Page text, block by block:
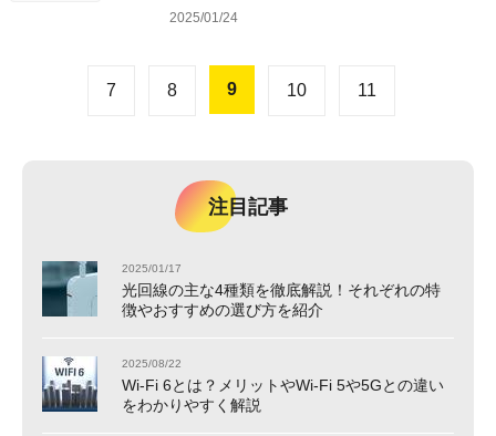
2025/01/24
7 8 9 10 11
注目記事
2025/01/17
光回線の主な4種類を徹底解説！それぞれの特
徴やおすすめの選び方を紹介
2025/08/22
Wi-Fi 6とは？メリットやWi-Fi 5や5Gとの違い
をわかりやすく解説